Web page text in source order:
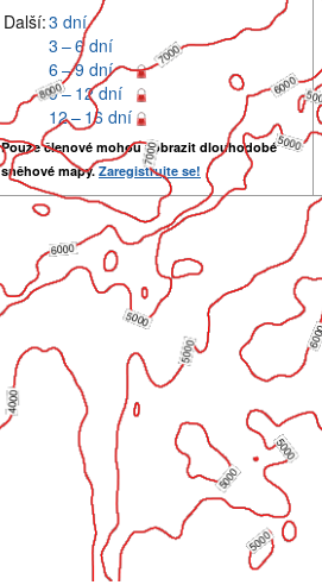
Další:3 dní
3 – 6 dní
6 – 9 dní
9 – 12 dní
12 – 16 dní
Pouze členové mohou zobrazit dlouhodobé
sněhové mapy.Zaregistrujte se!